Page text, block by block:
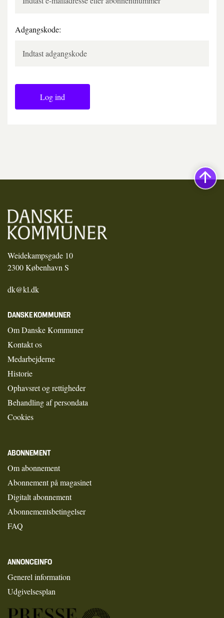
Adgangskode:
Log ind
Weidekampsgade 10
2300 København S
dk@kl.dk
DANSKE KOMMUNER
Om Danske Kommuner
Kontakt os
Medarbejderne
Historie
Ophavsret og rettigheder
Behandling af persondata
Cookies
ABONNEMENT
Om abonnement
Abonnement på magasinet
Digitalt abonnement
Abonnementsbetingelser
FAQ
ANNONCEINFO
Generel information
Udgivelsesplan